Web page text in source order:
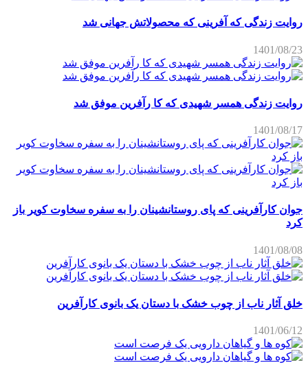
روایت زندگی که آفرینی که محصولاتش جهانی شد
1401/08/23
روایت زندگی همسر شهیدی که کا رآفرین موفق شد
1401/08/17
جوان کارآفرینی که پای روستانشینان را به سفره سخاوت کویر باز
کرد
1401/08/08
خلق آثار ناب از چوب خشک با دستان یک بانوی کارآفرین
1401/06/12